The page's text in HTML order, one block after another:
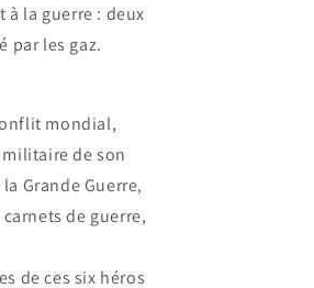
la guerre : deux
par les gaz.
mondial,
de son
Grande Guerre,
de guerre,
de ces six héros